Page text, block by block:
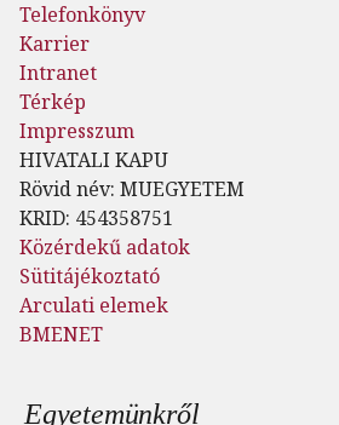
Telefonkönyv
Karrier
Intranet
Térkép
Impresszum
HIVATALI KAPU
Rövid név: MUEGYETEM
KRID: 454358751
Közérdekű adatok
Sütitájékoztató
Arculati elemek
BMENET
Lábléc menü
Egyetemünkről